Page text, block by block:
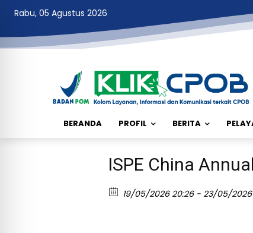
Rabu, 05 Agustus 2026
BERANDA PROFIL BERITA
ISPE China
19/05/2026 20:26 - 23/05/2026